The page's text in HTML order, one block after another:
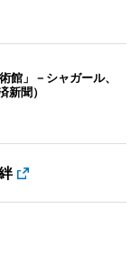
館」－シャガール、
聞）